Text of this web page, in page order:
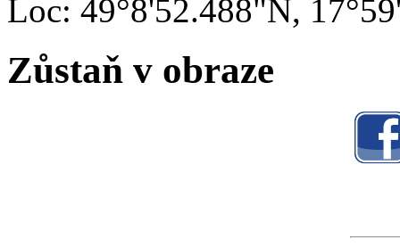
Loc: 49°8'52.488"N,
Zůstaň v obraze